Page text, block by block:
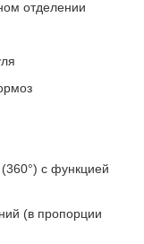
отделении
с функцией
(в пропорции